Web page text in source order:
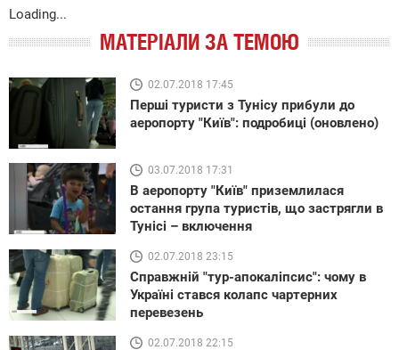
Loading...
МАТЕРІАЛИ ЗА ТЕМОЮ
02.07.2018 17:45
Перші туристи з Тунісу прибули до
аеропорту "Київ": подробиці (оновлено)
03.07.2018 17:31
В аеропорту "Київ" приземлилася
остання група туристів, що застрягли в
Тунісі – включення
02.07.2018 23:15
Справжній "тур-апокаліпсис": чому в
Україні стався колапс чартерних
перевезень
02.07.2018 22:15